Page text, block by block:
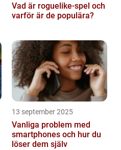
Vad är roguelike-spel och
varför är de populära?
13 september 2025
Vanliga problem med
smartphones och hur du
löser dem själv